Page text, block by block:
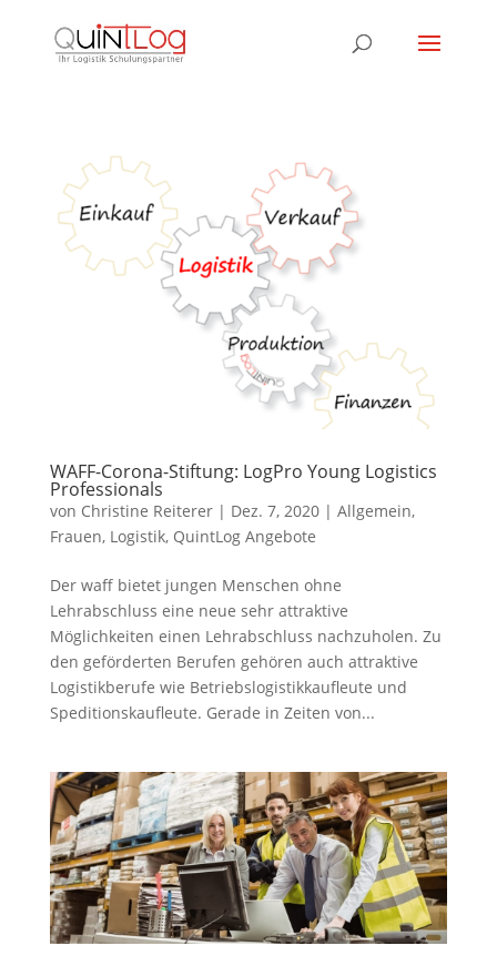
WAFF-Corona-Stiftung: LogPro Young Logistics
Professionals
von Christine Reiterer| Dez. 7, 2020| Allgemein,
Frauen, Logistik, QuintLog Angebote
Der waff bietet jungen Menschen ohne
Lehrabschluss eine neue sehr attraktive
Möglichkeiten einen Lehrabschluss nachzuholen. Zu
den geförderten Berufen gehören auch attraktive
Logistikberufe wie Betriebslogistikkaufleute und
Speditionskaufleute. Gerade in Zeiten von...